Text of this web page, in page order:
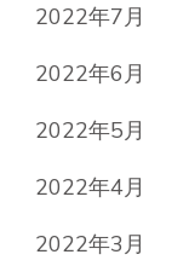
2022年7月
2022年6月
2022年5月
2022年4月
2022年3月